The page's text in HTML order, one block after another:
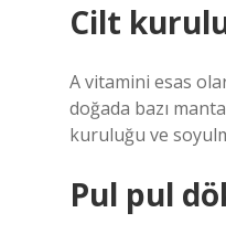
Cilt
A vitamini esas
doğada bazı
kuruluğu ve
Pul pul